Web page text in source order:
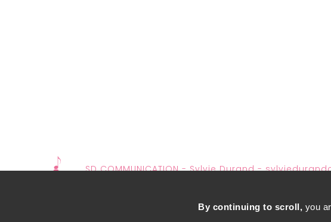
SD COMMUNICATION - Sylvie Durand -
By continuing to scroll, you